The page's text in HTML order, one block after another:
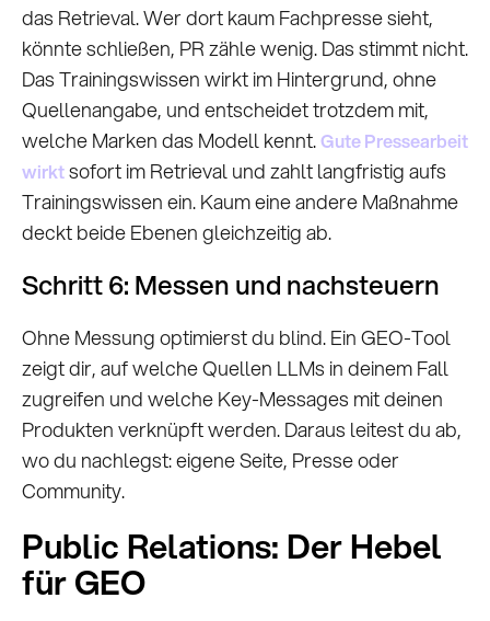
das Retrieval. Wer dort kaum Fachpresse sieht,
könnte schließen, PR zähle wenig. Das stimmt nicht.
Das Trainingswissen wirkt im Hintergrund, ohne
Quellenangabe, und entscheidet trotzdem mit,
welche Marken das Modell kennt.Gute Pressearbeit
wirktsofort im Retrieval und zahlt langfristig aufs
Trainingswissen ein. Kaum eine andere Maßnahme
deckt beide Ebenen gleichzeitig ab.
Schritt 6: Messen und nachsteuern
Ohne Messung optimierst du blind. Ein GEO-Tool
zeigt dir, auf welche Quellen LLMs in deinem Fall
zugreifen und welche Key-Messages mit deinen
Produkten verknüpft werden. Daraus leitest du ab,
wo du nachlegst: eigene Seite, Presse oder
Community.
Public Relations: Der Hebel
für GEO